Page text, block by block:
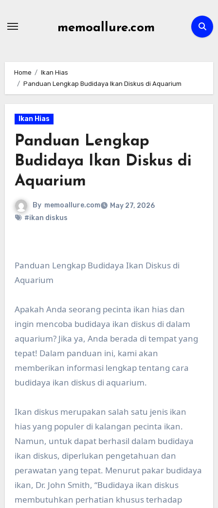
memoallure.com
Home
Ikan Hias
Panduan Lengkap Budidaya Ikan Diskus di Aquarium
Ikan Hias
Panduan Lengkap
Budidaya Ikan Diskus di
Aquarium
By memoallure.com
May 27, 2026
#ikan diskus
Panduan Lengkap Budidaya Ikan Diskus di
Aquarium
Apakah Anda seorang pecinta ikan hias dan
ingin mencoba budidaya ikan diskus di dalam
aquarium? Jika ya, Anda berada di tempat yang
tepat! Dalam panduan ini, kami akan
memberikan informasi lengkap tentang cara
budidaya ikan diskus di aquarium.
Ikan diskus merupakan salah satu jenis ikan
hias yang populer di kalangan pecinta ikan.
Namun, untuk dapat berhasil dalam budidaya
ikan diskus, diperlukan pengetahuan dan
perawatan yang tepat. Menurut pakar budidaya
ikan, Dr. John Smith, “Budidaya ikan diskus
membutuhkan perhatian khusus terhadap